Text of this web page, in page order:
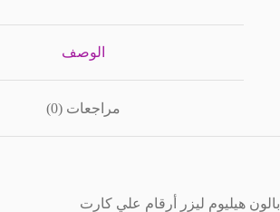
الوصف
مراجعات (0)
بالون هيليوم ليزر أرقام علي كارت